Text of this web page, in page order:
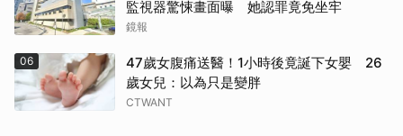
監視器驚悚畫面曝 她認罪竟免坐牢
鏡報
06
47歲女腹痛送醫！1小時後竟誕下女嬰 26
歲女兒：以為只是變胖
CTWANT